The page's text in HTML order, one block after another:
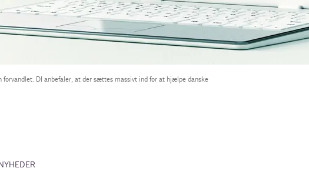
DI anbefaler, at der sættes massivt ind for at hjælpe danske